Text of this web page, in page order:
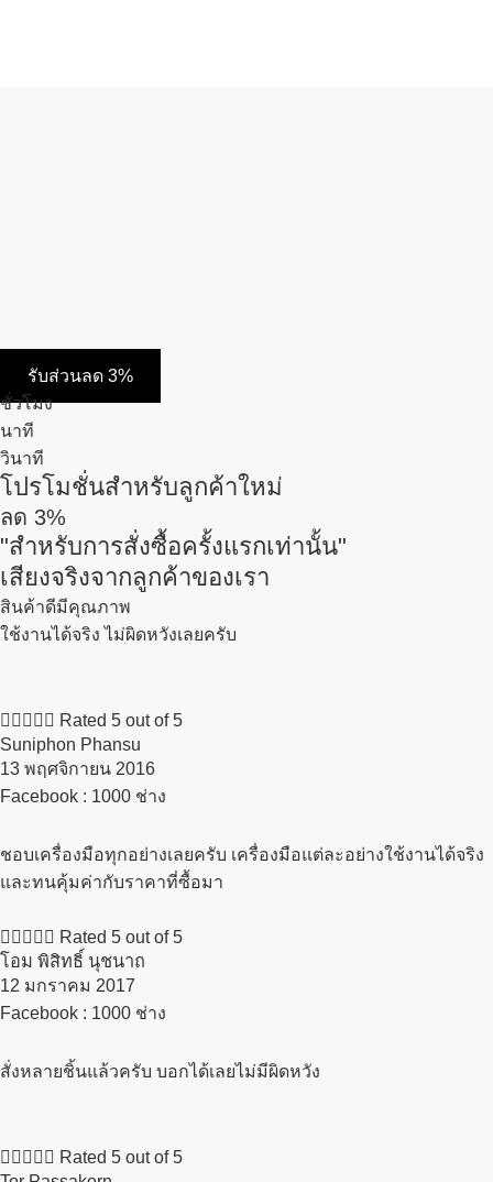
รับส่วนลด 3%
ชั่วโมง
นาที
วินาที
โปรโมชั่นสำหรับลูกค้าใหม่
ลด 3%
"สำหรับการสั่งซื้อครั้งแรกเท่านั้น"
เสียงจริงจากลูกค้าของเรา
สินค้าดีมีคุณภาพ
ใช้งานได้จริง ไม่ผิดหวังเลยครับ
     Rated 5 out of 5
Suniphon Phansu
13 พฤศจิกายน 2016​
Facebook : 1000 ช่าง
ชอบเครื่องมือทุกอย่างเลยครับ เครื่องมือแต่ละอย่างใช้งานได้จริง
และทนคุ้มค่ากับราคาที่ซื้อมา
     Rated 5 out of 5
โอม พิสิทธิ์ นุชนาถ
12 มกราคม 2017​
Facebook : 1000 ช่าง
สั่งหลายชิ้นแล้วครับ บอกได้เลยไม่มีผิดหวัง
     Rated 5 out of 5